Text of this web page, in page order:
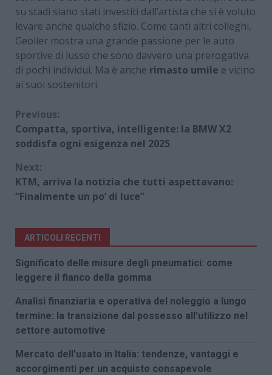
su stadi siano stati investiti dall’artista che si è voluto
levare anche qualche sfizio. Come tanti altri colleghi,
Geolier mostra una grande passione per le auto
sportive di lusso che sono davvero una prerogativa
di pochi individui. Ma è anche rimasto umile e vicino
ai suoi sostenitori.
Continue
Reading
Previous:
Compatta, sportiva, intelligente: la BMW X2
soddisfa ogni esigenza nel 2025
Next:
KTM, arriva la notizia che tutti aspettavano:
“Finalmente un po’ di luce”
ARTICOLI RECENTI
Significato delle misure degli pneumatici: come
leggere il fianco della gomma
Analisi finanziaria e operativa del noleggio a lungo
termine: la transizione dal possesso all’utilizzo nel
settore automotive
Mercato dell’usato in Italia: tendenze, vantaggi e
accorgimenti per un acquisto consapevole